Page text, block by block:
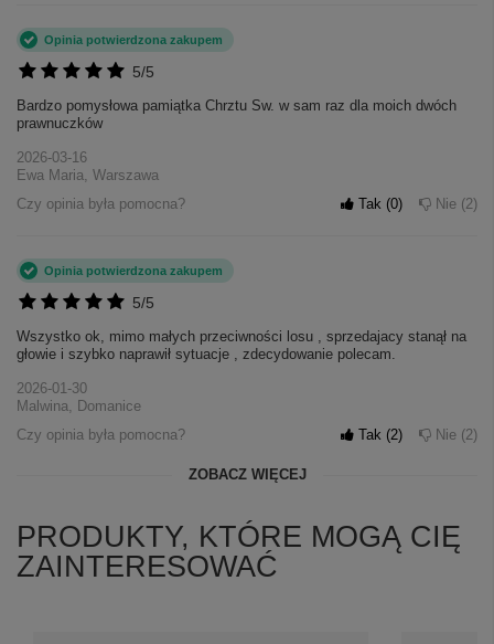
5/5
Opinia potwierdzona zakupem
Bardzo pomysłowa pamiątka Chrztu Sw. w sam raz dla moich dwóch
prawnuczków
2026-03-16
Ewa Maria, Warszawa
Czy opinia była pomocna?
Tak 0 Nie 2
5/5
Opinia potwierdzona zakupem
Wszystko ok, mimo małych przeciwności losu , sprzedajacy stanął na
głowie i szybko naprawił sytuacje , zdecydowanie polecam.
2026-01-30
Malwina, Domanice
Czy opinia była pomocna?
Tak 2 Nie 2
ZOBACZ WIĘCEJ
PRODUKTY, KTÓRE MOGĄ CIĘ
ZAINTERESOWAĆ